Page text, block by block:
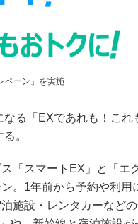
ペーン」を実施
る「EXであれも！これ
。
「スマートEX」と「エ
。1年前から予約や利用
施設・レンタカーなどの